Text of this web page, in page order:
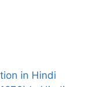
in Hindi